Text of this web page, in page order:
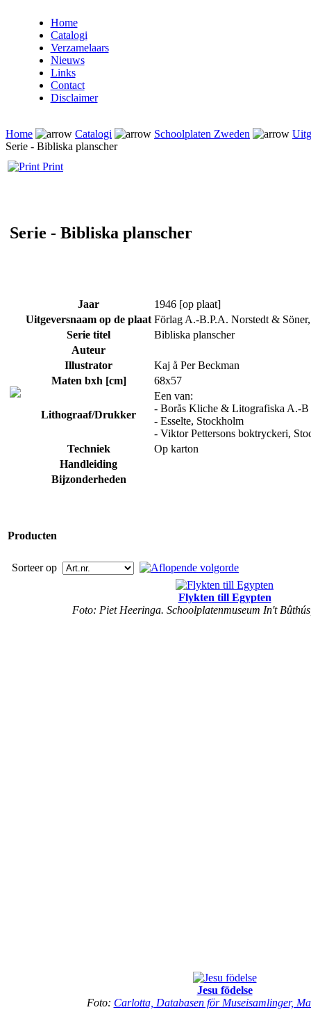
Home
Catalogi
Verzamelaars
Nieuws
Links
Contact
Disclaimer
Home Catalogi Schoolplaten Zweden
Serie - Bibliska planscher
Print
Serie - Bibliska planscher
Jaar
1946 [op plaat]
Uitgeversnaam op de plaat Förlag A.-B.P.A. Norstedt &
Serie titel
Bibliska planscher
Auteur
Illustrator
Kaj å Per Beckman
Maten bxh [cm]
68x57
Lithograaf/Drukker
Een van:
- Borås Kliche & Litografiska A.-B
- Esselte, Stockholm
- Viktor Pettersons boktryckeri,
Techniek
Op karton
Handleiding
Bijzonderheden
Producten
Sorteer op
Flykten till Egypten
Foto: Piet Heeringa. Schoolplatenmuseum In't
Jesu födelse
Foto: Carlotta, Databasen för Museisamlinger,